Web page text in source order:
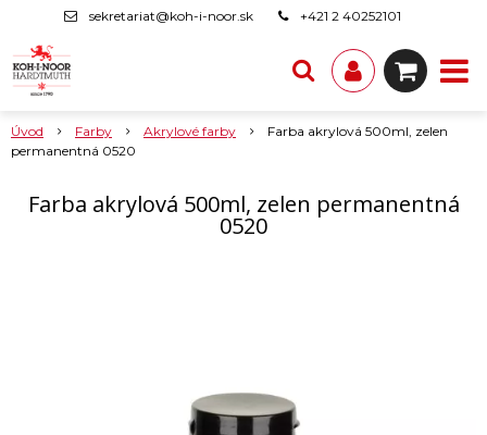
sekretariat@koh-i-noor.sk +421 2 40252101
Úvod Farby Akrylové farby
Farba akrylová 500ml, zelen
permanentná 0520
Farba akrylová 500ml, zelen permanentná
0520